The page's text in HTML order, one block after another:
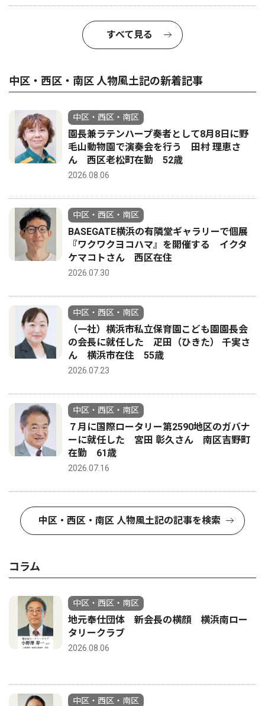
すべて見る
中区・西区・南区 人物風土記の新着記事
中区・西区・南区
園長兼ラテンハープ奏者として8月8日に野
毛山動物園で演奏会を行う 田村 理恵さ
ん 西区老松町在勤 52歳
2026.08.06
中区・西区・南区
BASEGATE横浜の有隣堂ギャラリーで個展
『ワクワクヨコハマ』を開催する イクタ
ケマコトさん 西区在住
2026.07.30
中区・西区・南区
（一社）横浜市私立保育園こども園園長会
の会長に就任した 疋田（ひきた） 千実さ
ん 横浜市在住 55歳
2026.07.23
中区・西区・南区
７月に国際ロータリー第2590地区のガバナ
ーに就任した 宮田 彰久さん 南区吉野町
在勤 61歳
2026.07.16
中区・西区・南区 人物風土記の記事を検索
コラム
中区・西区・南区
地元奉仕団体 新会長の横顔 横浜南ロー
タリークラブ
2026.08.06
中区・西区・南区